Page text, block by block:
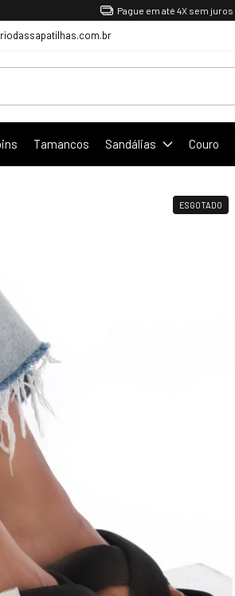
Pague em até 4X sem juros
Tamancos Sandálias Couro
ESGOTADO